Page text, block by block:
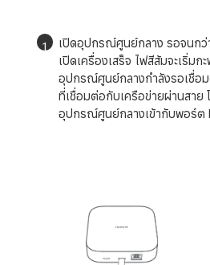
1
เปิดอุปกรณ์ศูนย์กลาง รอจนก
เปิดเครื่องเสร็จ ไฟสีส้มจะเริ่ม
อุปกรณ์ศูนย์กลางกำลังรอเชื่อ
ที่เชื่อมต่อกับเครือข่ายผ่านสาย
อุปกรณ์ศูนย์กลางเข้ากับพอร์ต